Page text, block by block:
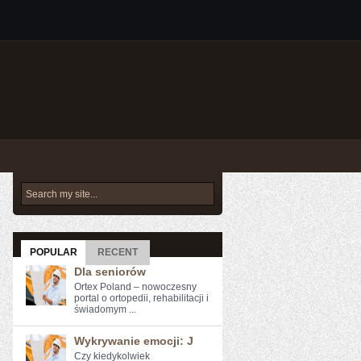
POPULAR RECENT
Dla seniorów
Ortex Poland – nowoczesny
portal o ortopedii, rehabilitacji i
świadomym ...
Wykrywanie emocji: J
Czy kiedykolwiek